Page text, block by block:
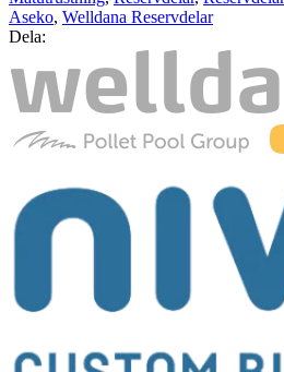
Aseko, Welldana Reservdelar
Dela: